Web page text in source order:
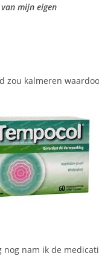
mijn eigen
zou kalmeren
nog nam ik de